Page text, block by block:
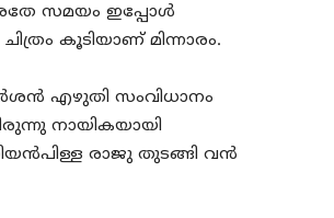
അതേ സമയം ഇപ്പോൾ
കൂടിയാണ് മിന്നാരം.
എഴുതി സംവിധാനം
നായികയായി
രാജു തുടങ്ങി വൻ